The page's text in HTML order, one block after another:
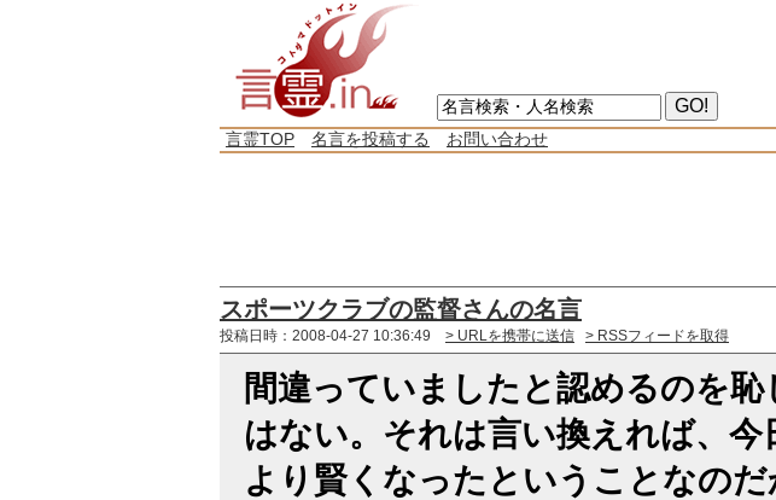
言霊TOP 名言を投稿する お問い合わせ
スポーツクラブの監督さんの名言
投稿日時：2008-04-27 10:36:49 > URLを携帯に送信 > RSSフィードを取得
間違っていましたと認めるのを恥
はない。それは言い換えれば、今
より賢くなったということなのだ